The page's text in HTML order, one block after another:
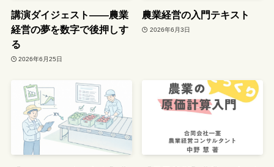
講演ダイジェスト――農業
経営の夢を数字で後押しす
る
2026年6月25日
農業経営の入門テキスト
2026年6月3日